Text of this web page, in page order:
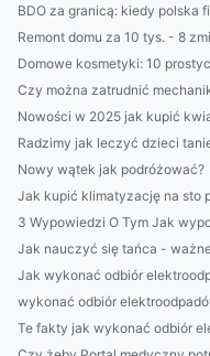
BDO za granicą: kiedy polska
Remont domu za 10 tys. - 8
Domowe kosmetyki: 10
Czy można zatrudnić
Nowości w 2025 jak kupić
Radzimy jak leczyć dzieci
Nowy wątek jak podróżować?
Jak kupić klimatyzację na sto
3 Wypowiedzi O Tym Jak
Jak nauczyć się tańca -
Jak wykonać odbiór
wykonać odbiór
Te fakty jak wykonać odbiór